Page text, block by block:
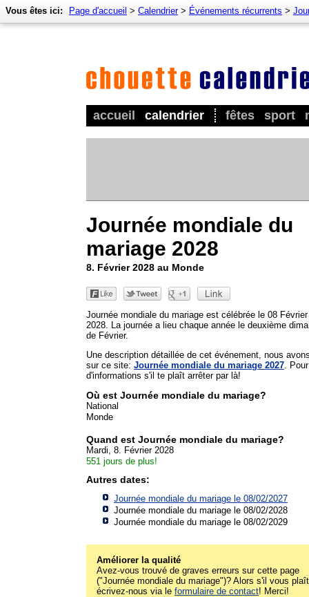
accueil calendrier fêtes sport
Vous êtes ici: Page d'accueil > Calendrier> Événements récurrents >
Journée mondiale du
mariage 2028
8. Février 2028 au Monde
Journée mondiale du mariage est célébrée le 08 Février
2028. La journée a lieu chaque année le deuxième
de Février.
Une description détaillée de cet événement, nous
sur ce site: Journée mondiale du mariage 2027 .
d'informations s'il te plaît arrêter par là!
Où est Journée mondiale du mariage?
National
Monde
Quand est Journée mondiale du mariage?
Mardi, 8. Février 2028
551 jours de plus!
Autres dates:
Journée mondiale du mariage le 08/02/2027
Journée mondiale du mariage le 08/02/2028
Journée mondiale du mariage le 08/02/2029
Améliorer la qualité
Avez-vous trouvé de graves erreurs sur cette page
("Journée mondiale du mariage")? Alors s'il vous plaît
écrivez-nous via le formulaire de contact! Merci!